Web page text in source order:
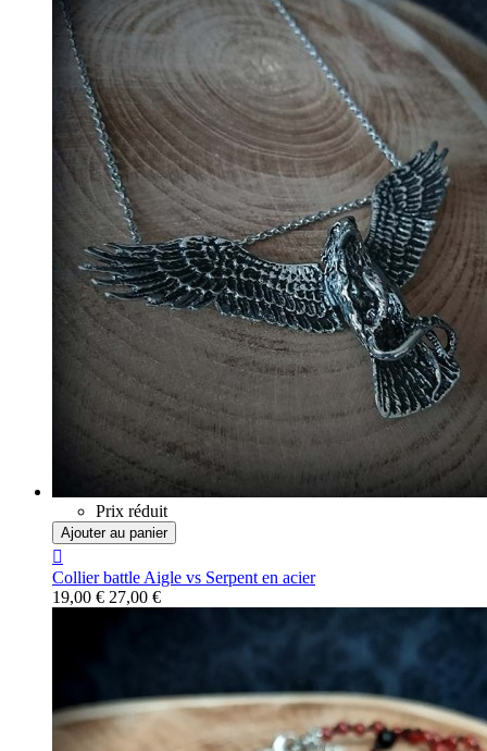
Prix réduit
Ajouter au panier

Collier battle Aigle vs Serpent en acier
19,00 € 27,00 €